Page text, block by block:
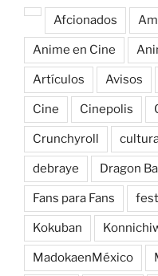
Afcionados
Anime en Cine
Artículos Avisos
Cine Cinepolis
Crunchyroll
debraye Dragon
Fans para Fans
Kokuban
MadokaenMéxico